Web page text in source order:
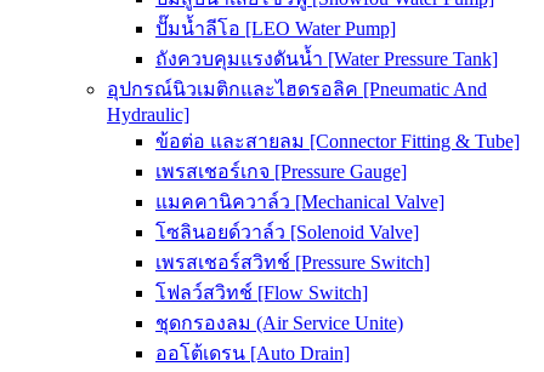
ปั๊มน้ำลีโอ [LEO Water Pump]
ถังควบคุมแรงดันน้ำ [Water Pressure Tank]
อุปกรณ์นิวเมติกและไฮดรอลิค [Pneumatic And
Hydraulic]
ข้อต่อ และสายลม [Connector Fitting & Tube]
เพรสเชอร์เกจ [Pressure Gauge]
แมคคานิควาล์ว [Mechanical Valve]
โซลินอยด์วาล์ว [Solenoid Valve]
เพรสเชอร์สวิทช์ [Pressure Switch]
โฟลว์สวิทช์ [Flow Switch]
ชุดกรองลม (Air Service Unite)
ออโต้เดรน [Auto Drain]